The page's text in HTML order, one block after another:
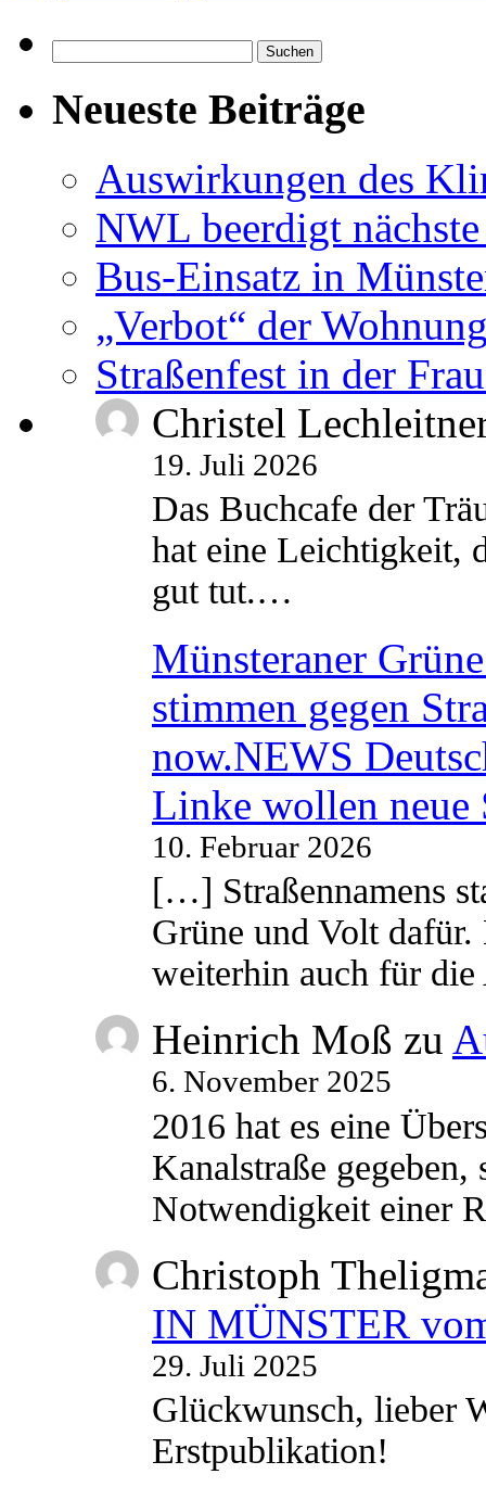
nach:
Neueste Beiträge
Auswirkungen des
NWL beerdigt
Bus-Einsatz in
„Verbot“ der
Straßenfest in der
Christel
19. Juli 2026
Das Buchcafe der
hat eine Leichtigkeit,
gut tut.…
Münsteraner
stimmen gegen
now.NEWS
Linke wollen neue
10. Februar 2026
[…] Straßennamens
Grüne und Volt
weiterhin auch für
Heinrich Moß zu
6. November 2025
2016 hat es eine
Kanalstraße
Notwendigkeit einer
Christoph
IN MÜNSTER
29. Juli 2025
Glückwunsch, lieber
Erstpublikation!